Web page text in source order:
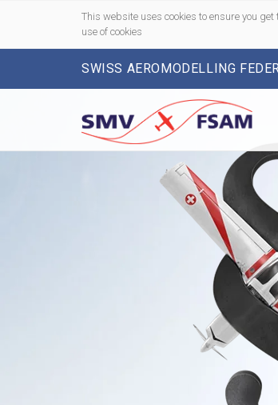
This website uses cookies to ensure you
use of cookies
SWISS AEROMODELLING